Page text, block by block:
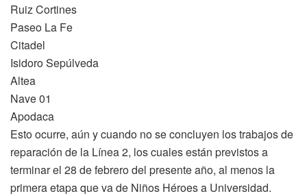
Ruiz Cortines
Paseo La Fe
Citadel
Isidoro Sepúlveda
Altea
Nave 01
Apodaca
Esto ocurre, aún y cuando no se concluyen los trabajos de
reparación de la Línea 2, los cuales están previstos a
terminar el 28 de febrero del presente año, al menos la
primera etapa que va de Niños Héroes a Universidad.